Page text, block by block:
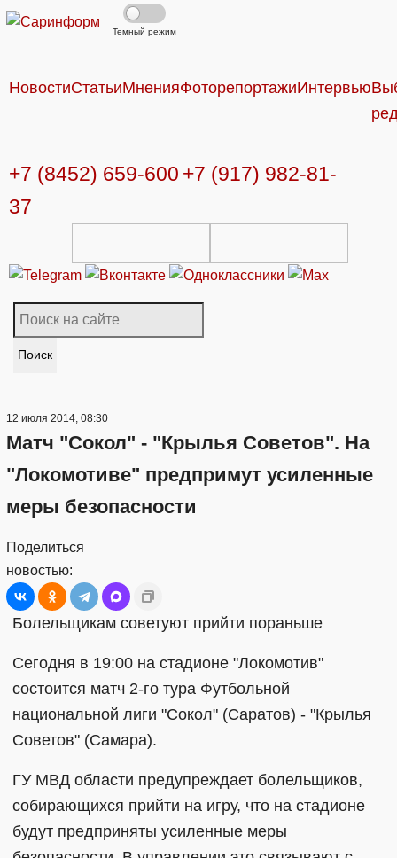
Темный режим
НовостиСтатьиМненияФоторепортажиИнтервью
+7 (8452) 659-600 +7 (917) 982-81-
37
Поиск
12 июля 2014, 08:30
Матч "Сокол" - "Крылья Советов". На
"Локомотиве" предпримут усиленные
меры безопасности
Поделиться
новостью:
Болельщикам советуют прийти пораньше
Сегодня в 19:00 на стадионе "Локомотив"
состоится матч 2-го тура Футбольной
национальной лиги "Сокол" (Саратов) - "Крылья
Советов" (Самара).
ГУ МВД области предупреждает болельщиков,
собирающихся прийти на игру, что на стадионе
будут предприняты усиленные меры